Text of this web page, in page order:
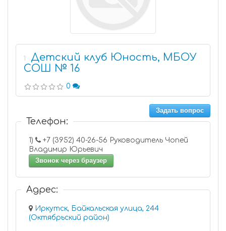
1
Детский клуб Юность, МБОУ
СОШ № 16
0
Задать вопрос
Телефон:
1)
Владимир Юрьевич
Звонок через браузер
Адрес:
Иркутск, Байкальская улица, 244
(Октябрьский район)